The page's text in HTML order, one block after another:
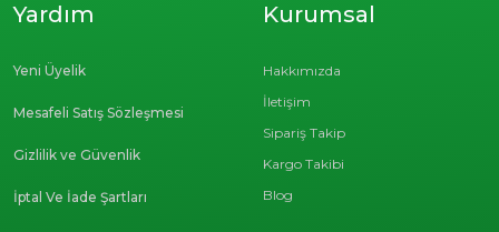
Kurumsal
Hakkımızda
İletişim
Sipariş Takip
Kargo Takibi
Blog
Yardım
Yeni Üyelik
Mesafeli Satış Sözleşmesi
Gizlilik ve Güvenlik
İptal Ve İade Şartları